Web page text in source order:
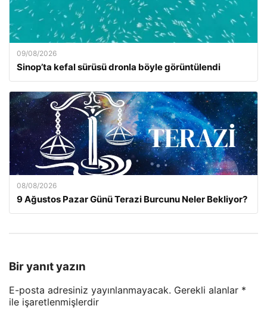
09/08/2026
Sinop’ta kefal sürüsü dronla böyle görüntülendi
08/08/2026
9 Ağustos Pazar Günü Terazi Burcunu Neler Bekliyor?
Bir yanıt yazın
E-posta adresiniz yayınlanmayacak. Gerekli alanlar *
ile işaretlenmişlerdir